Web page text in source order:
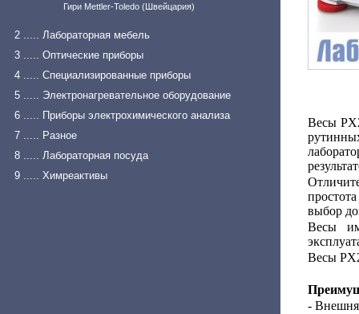
Гири Mettler-Toledo (Швейцария)
2 ..... Лабораторная мебель
3 ..... Оптические приборы
4 ..... Специализированные приборы
5 ..... Электронагревательное оборудование
6 ..... Приборы электрохимического анализа
7 ..... Разное
8 ..... Лабораторная посуда
9 ..... Химреактивы
Весы
выбор
Весы
Весы
-